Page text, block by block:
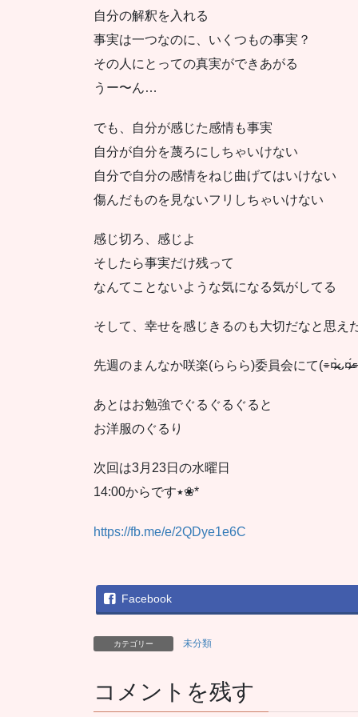
自分の解釈を入れる
事実は一つなのに、いくつもの事実？
その人にとっての真実ができあがる
うー〜ん…
でも、自分が感じた感情も事実
自分が自分を蔑ろにしちゃいけない
自分で自分の感情をねじ曲げてはいけない
傷んだものを見ないフリしちゃいけない
感じ切ろ、感じよ
そしたら事実だけ残って
なんてことないような気になる気がしてる
そして、幸せを感じきるのも大切だなと思え
先週のまんなか咲楽(ららら)委員会にて
あとはお勉強でぐるぐるぐると
お洋服のぐるり
次回は3月23日の水曜日
14:00からです‎‎‎‎‎٭❀*
https://fb.me/e/2QDye1e6C
Facebook
カテゴリー 未分類
コメントを残す